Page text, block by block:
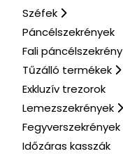
Széfek
Páncélszekrények
Fali páncélszekrény
Tűzálló termékek
Exkluzív trezorok
Lemezszekrények
Fegyverszekrények
Időzáras kasszák